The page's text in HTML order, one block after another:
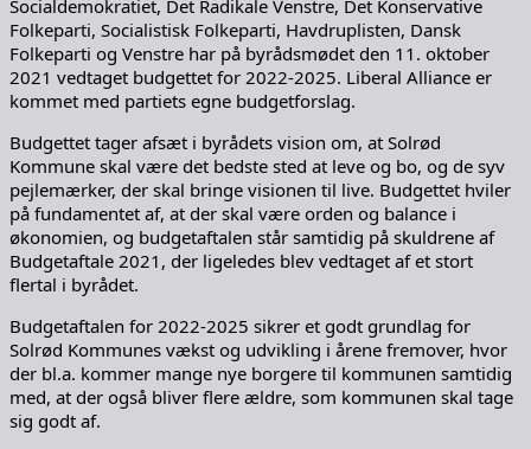
Socialdemokratiet, Det Radikale Venstre, Det Konservative
Folkeparti, Socialistisk Folkeparti, Havdruplisten, Dansk
Folkeparti og Venstre har på byrådsmødet den 11. oktober
2021 vedtaget budgettet for 2022-2025. Liberal Alliance er
kommet med partiets egne budgetforslag.
Budgettet tager afsæt i byrådets vision om, at Solrød
Kommune skal være det bedste sted at leve og bo, og de syv
pejlemærker, der skal bringe visionen til live. Budgettet hviler
på fundamentet af, at der skal være orden og balance i
økonomien, og budgetaftalen står samtidig på skuldrene af
Budgetaftale 2021, der ligeledes blev vedtaget af et stort
flertal i byrådet.
Budgetaftalen for 2022-2025 sikrer et godt grundlag for
Solrød Kommunes vækst og udvikling i årene fremover, hvor
der bl.a. kommer mange nye borgere til kommunen samtidig
med, at der også bliver flere ældre, som kommunen skal tage
sig godt af.